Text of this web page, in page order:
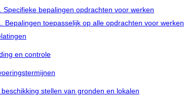
Specifieke bepalingen opdrachten voor werken
Bepalingen toepasselijk op alle opdrachten voor werken
en controle
beschikking stellen van gronden en lokalen